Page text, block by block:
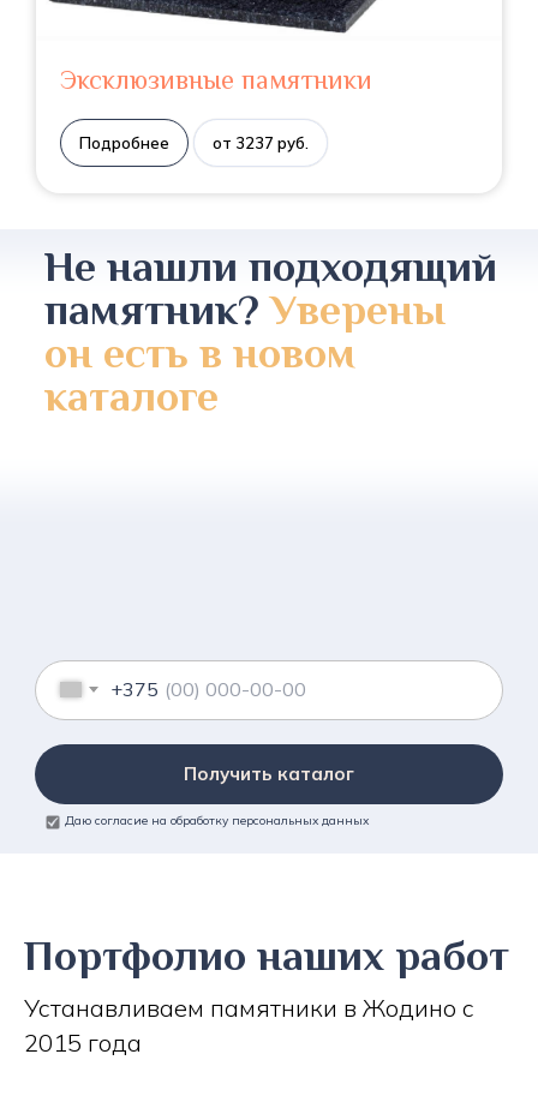
Эксклюзивные памятники
Подробнее от 3237 руб.
Не нашли подходящий
памятник?Уверены
он есть в новом
каталоге
+375
Получить каталог
Даю согласие на обработку персональных данных
Портфолио наших работ
Устанавливаем памятники в Жодино с
2015 года